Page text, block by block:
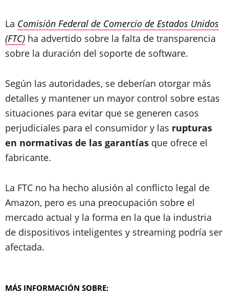
La Comisión Federal de Comercio de Estados Unidos
(FTC) ha advertido sobre la falta de transparencia
sobre la duración del soporte de software.
Según las autoridades, se deberían otorgar más
detalles y mantener un mayor control sobre estas
situaciones para evitar que se generen casos
perjudiciales para el consumidor y las rupturas
en normativas de las garantías que ofrece el
fabricante.
La FTC no ha hecho alusión al conflicto legal de
Amazon, pero es una preocupación sobre el
mercado actual y la forma en la que la industria
de dispositivos inteligentes y streaming podría ser
afectada.
MÁS INFORMACIÓN SOBRE: